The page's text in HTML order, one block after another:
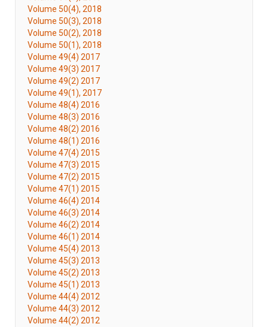
Volume 50(4), 2018
Volume 50(3), 2018
Volume 50(2), 2018
Volume 50(1), 2018
Volume 49(4) 2017
Volume 49(3) 2017
Volume 49(2) 2017
Volume 49(1), 2017
Volume 48(4) 2016
Volume 48(3) 2016
Volume 48(2) 2016
Volume 48(1) 2016
Volume 47(4) 2015
Volume 47(3) 2015
Volume 47(2) 2015
Volume 47(1) 2015
Volume 46(4) 2014
Volume 46(3) 2014
Volume 46(2) 2014
Volume 46(1) 2014
Volume 45(4) 2013
Volume 45(3) 2013
Volume 45(2) 2013
Volume 45(1) 2013
Volume 44(4) 2012
Volume 44(3) 2012
Volume 44(2) 2012